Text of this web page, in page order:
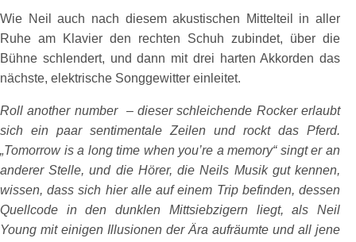
Wie Neil auch nach diesem akustischen Mittelteil in aller
Ruhe am Klavier den rechten Schuh zubindet, über die
Bühne schlendert, und dann mit drei harten Akkorden das
nächste, elektrische Songgewitter einleitet.
Roll another number – dieser schleichende Rocker erlaubt
sich ein paar sentimentale Zeilen und rockt das Pferd.
„Tomorrow is a long time when you’re a memory“ singt er an
anderer Stelle, und die Hörer, die Neils Musik gut kennen,
wissen, dass sich hier alle auf einem Trip befinden, dessen
Quellcode in den dunklen Mittsiebzigern liegt, als Neil
Young mit einigen Illusionen der Ära aufräumte und all jene